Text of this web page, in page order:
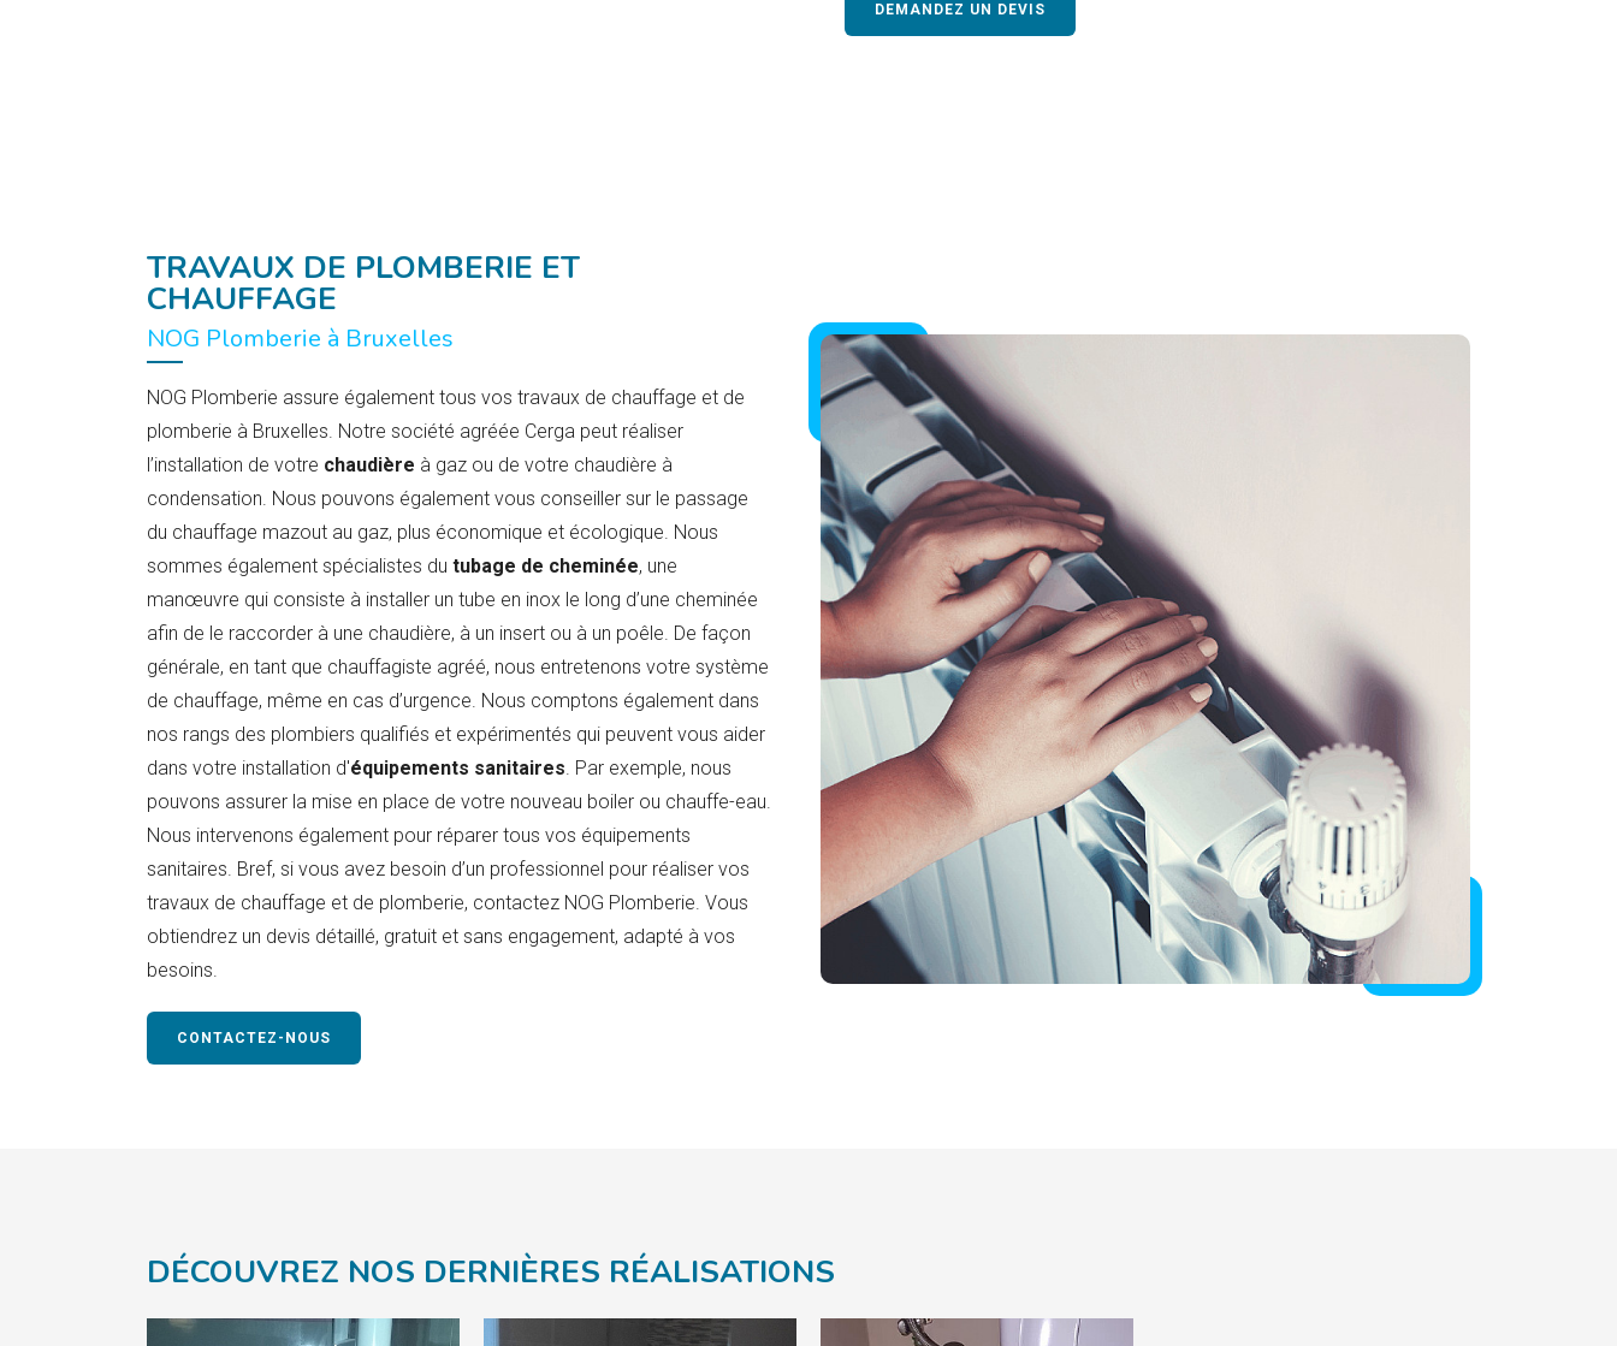
DEMANDEZ UN DEVIS
TRAVAUX DE PLOMBERIE ET
CHAUFFAGE
NOG Plomberie à Bruxelles
NOG Plomberie assure également tous vos travaux de chauffage et de
plomberie à Bruxelles. Notre société agréée Cerga peut réaliser
l’installation de votre chaudière à gaz ou de votre chaudière à
condensation. Nous pouvons également vous conseiller sur le passage
du chauffage mazout au gaz, plus économique et écologique. Nous
sommes également spécialistes du tubage de cheminée, une
manœuvre qui consiste à installer un tube en inox le long d’une cheminée
afin de le raccorder à une chaudière, à un insert ou à un poêle. De façon
générale, en tant que chauffagiste agréé, nous entretenons votre système
de chauffage, même en cas d’urgence. Nous comptons également dans
nos rangs des plombiers qualifiés et expérimentés qui peuvent vous aider
dans votre installation d'équipements sanitaires. Par exemple, nous
pouvons assurer la mise en place de votre nouveau boiler ou chauffe-eau.
Nous intervenons également pour réparer tous vos équipements
sanitaires. Bref, si vous avez besoin d’un professionnel pour réaliser vos
travaux de chauffage et de plomberie, contactez NOG Plomberie. Vous
obtiendrez un devis détaillé, gratuit et sans engagement, adapté à vos
besoins.
CONTACTEZ-NOUS
DÉCOUVREZ NOS DERNIÈRES RÉALISATIONS